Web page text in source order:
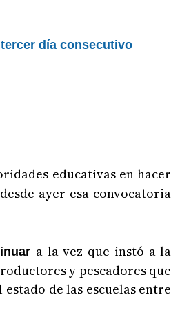
día consecutivo
educativas en hacer
ayer esa convocatoria
a la vez que instó a la
y pescadores que
de las escuelas entre